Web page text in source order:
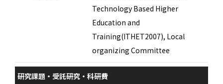
Technology Based Higher
Education and
Training(ITHET2007), Local
organizing Committee
研究課題・受託研究・科研費